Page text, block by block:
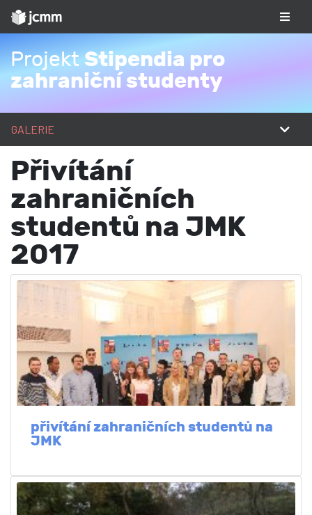
Projekt Stipendia pro
zahraniční studenty
GALERIE
Přivítání
zahraničních
studentů na JMK
2017
přivítání zahraničních studentů na
JMK